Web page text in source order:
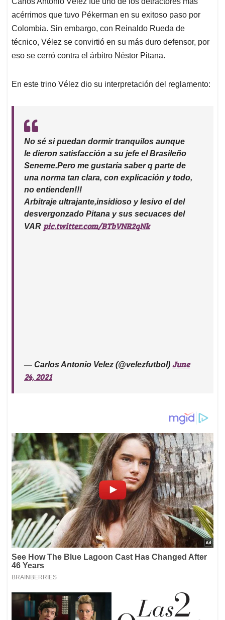
s
A
p
p
b
o
o
k
e
d
I
n
l
a
d
s
acérrimos que tuvo Pékerman en su exitoso paso por
Colombia. Sin embargo, con Reinaldo Rueda de
técnico, Vélez se convirtió en su más duro defensor, por
eso se cerró contra el árbitro Néstor Pitana.
En este trino Vélez dio su interpretación del reglamento:
No sé si puedan dormir tranquilos aunque
le dieron satisfacción a su jefe el Brasileño
Seneme.Pero me gustaría saber q parte de
una norma tan clara, con explicación y todo,
no entienden!!!
Arbitraje ultrajante,insidioso y lesivo el del
desvergonzado Pitana y sus secuaces del
VAR pic.twitter.com/BTbVNR2qNk
— Carlos Antonio Velez (@velezfutbol) June
24, 2021